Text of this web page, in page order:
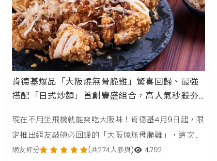
肯德基爆品「大阪燒無骨脆雞」驚喜回歸、最強
搭配「日式炒麵」首創豐盛組合，高人氣秒殺夯
品「金黃比司吉」同步回歸
現在不用坐飛機就能爽吃大阪味！肯德基4月9日起，限
定推出網友敲碗必回歸的「大阪燒無骨脆雞」，這次更
加入醬香十足，口感滑順的「日式炒麵」，打破速食店
網友評分 (共274人參與) 4,792